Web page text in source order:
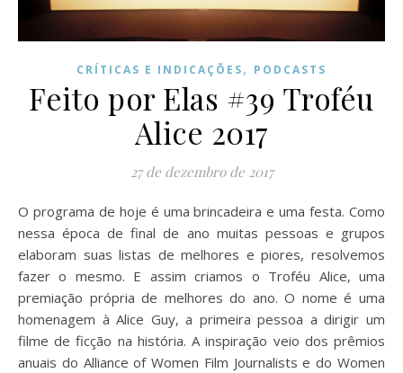
CRÍTICAS E INDICAÇÕES, PODCASTS
Feito por Elas #39 Troféu
Alice 2017
27 de dezembro de 2017
O programa de hoje é uma brincadeira e uma festa. Como
nessa época de final de ano muitas pessoas e grupos
elaboram suas listas de melhores e piores, resolvemos
fazer o mesmo. E assim criamos o Troféu Alice, uma
premiação própria de melhores do ano. O nome é uma
homenagem à Alice Guy, a primeira pessoa a dirigir um
filme de ficção na história. A inspiração veio dos prêmios
anuais do Alliance of Women Film Journalists e do Women